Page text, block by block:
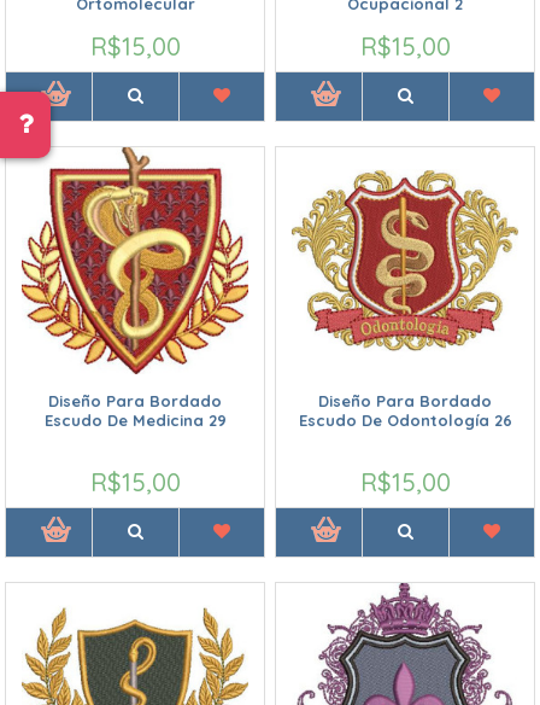
R$15,00 R$15,00
Diseño Para Bordado
Escudo De Medicina 29
R$15,00
Diseño Para Bordado
Escudo De Odontología 26
R$15,00